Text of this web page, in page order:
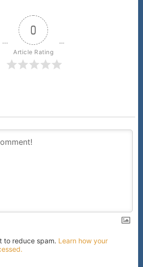
0
Article Rating
to reduce spam. Learn how your